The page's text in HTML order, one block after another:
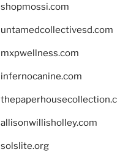
shopmossi.com
untamedcollectivesd.com
mxpwellness.com
infernocanine.com
allisonwillisholley.com
solslite.org